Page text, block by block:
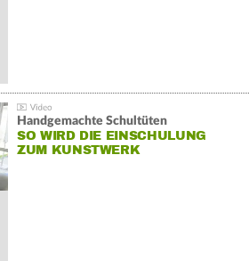
Handgemachte Schultüten
SO WIRD DIE EINSCHULUNG
ZUM KUNSTWERK